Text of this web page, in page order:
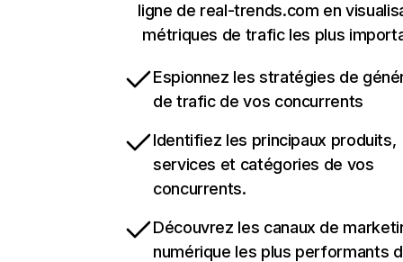
ligne de real-trends.com en
métriques de trafic les plus
Espionnez les stratégies de
de trafic de vos concurrents
Identifiez les principaux produits,
services et catégories de vos
concurrents.
Découvrez les canaux de
numérique les plus performants